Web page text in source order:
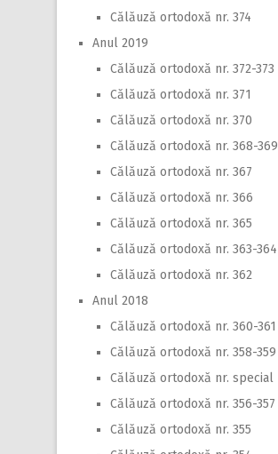
Călăuză ortodoxă nr. 374
Anul 2019
Călăuză ortodoxă nr. 372-373
Călăuză ortodoxă nr. 371
Călăuză ortodoxă nr. 370
Călăuză ortodoxă nr. 368-369
Călăuză ortodoxă nr. 367
Călăuză ortodoxă nr. 366
Călăuză ortodoxă nr. 365
Călăuză ortodoxă nr. 363-364
Călăuză ortodoxă nr. 362
Anul 2018
Călăuză ortodoxă nr. 360-361
Călăuză ortodoxă nr. 358-359
Călăuză ortodoxă nr. special
Călăuză ortodoxă nr. 356-357
Călăuză ortodoxă nr. 355